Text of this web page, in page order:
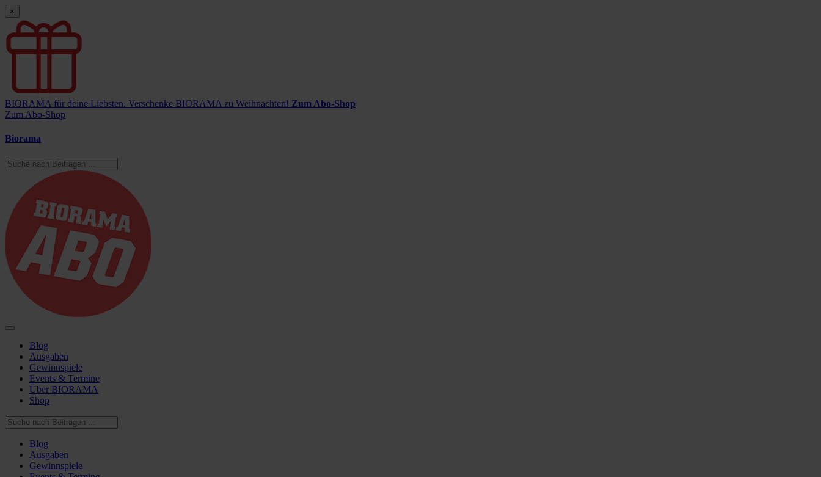
×
BIORAMA für deine Liebsten. Verschenke BIORAMA zu Weihnachten! Zum Abo-Shop
Zum Abo-Shop
Biorama
Blog
Ausgaben
Gewinnspiele
Events & Termine
Über BIORAMA
Shop
Blog
Ausgaben
Gewinnspiele